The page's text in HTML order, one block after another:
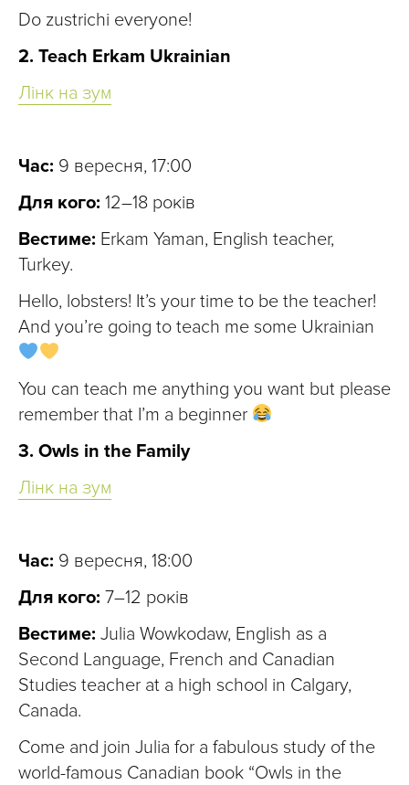
Do zustrichi everyone!
2. Teach Erkam Ukrainian
Лінк на зум
Час: 9 вересня, 17:00
Для кого: 12–18 років
Вестиме: Erkam Yaman, English teacher,
Turkey.
Hello, lobsters! It’s your time to be the teacher!
And you’re going to teach me some Ukrainian
You can teach me anything you want but please
remember that I’m a beginner
3. Owls in the Family
Лінк на зум
Час: 9 вересня, 18:00
Для кого: 7–12 років
Вестиме: Julia Wowkodaw, English as a
Second Language, French and Canadian
Studies teacher at a high school in Calgary,
Canada.
Come and join Julia for a fabulous study of the
world-famous Canadian book “Owls in the